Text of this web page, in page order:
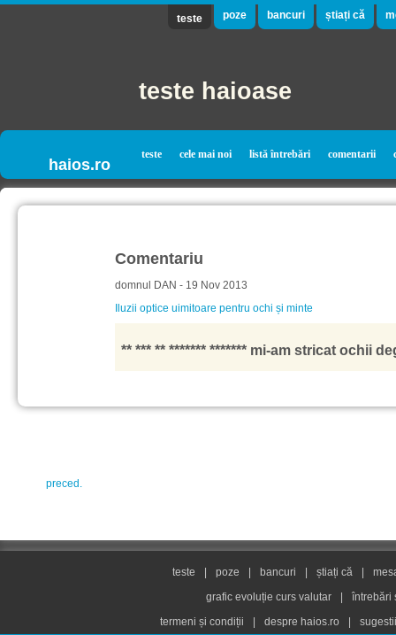
teste poze bancuri știați că
teste haioase
haios.ro
teste cele mai noi listă întrebări comentarii
Comentariu
domnul DAN - 19 Nov 2013
Iluzii optice uimitoare pentru ochi și minte
** *** ** ******* ******* mi-am stricat ochii
preced.
teste poze bancuri știați că
grafic evoluție curs valutar
întrebări
termeni și condiții
despre haios.ro